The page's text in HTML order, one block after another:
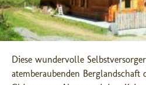
Diese wundervolle
atemberaubenden Berglandschaft